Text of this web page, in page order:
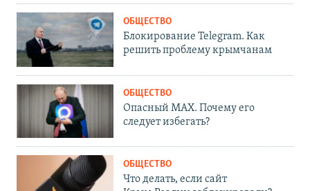
ОБЩЕСТВО
Блокирование Telegram. Как
решить проблему крымчанам
ОБЩЕСТВО
Опасный MAX. Почему его
следует избегать?
ОБЩЕСТВО
Что делать, если сайт